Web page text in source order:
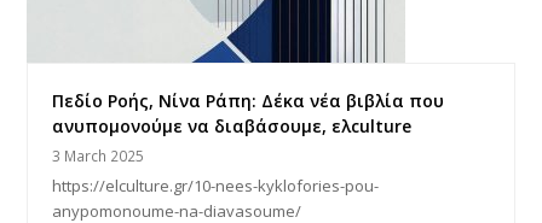
Πεδίο Ροής, Νίνα Ράπη: Δέκα νέα βιβλία που
ανυπομονούμε να διαβάσουμε, ελculture
3 March 2025
https://elculture.gr/10-nees-kyklofories-pou-
anypomonoume-na-diavasoume/